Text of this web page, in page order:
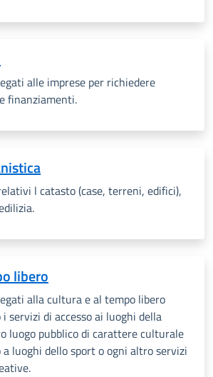
alle imprese per richiedere
finanziamenti.
l catasto (case, terreni, edifici),
libero
alla cultura e al tempo libero
servizi di accesso ai luoghi della
luogo pubblico di carattere culturale
a luoghi dello sport o ogni altro servizi